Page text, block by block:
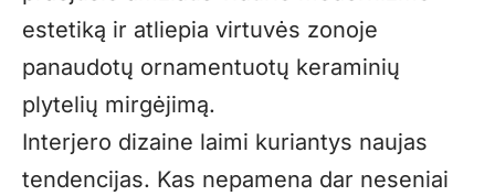
estetiką ir atliepia virtuvės zonoje
panaudotų ornamentuotų keraminių
plytelių mirgėjimą.
Interjero dizaine laimi kuriantys naujas
tendencijas. Kas nepamena dar neseniai